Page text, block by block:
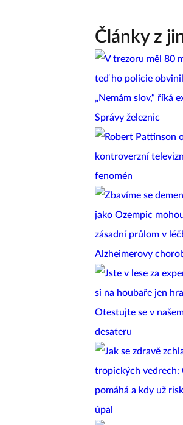
Články z